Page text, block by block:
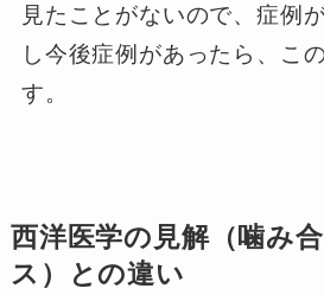
見たことがないので、症例
し今後症例があったら、こ
す。
西洋医学の見解（噛み
ス）との違い